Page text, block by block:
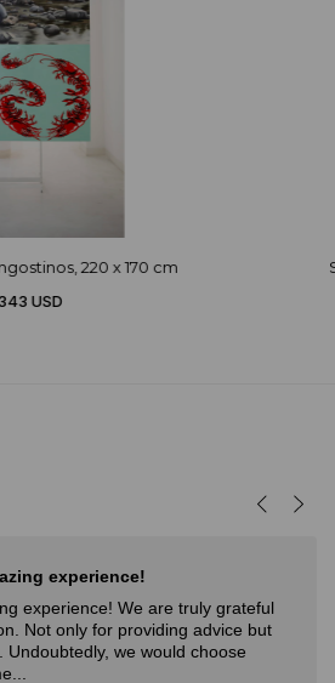
220 x 170 cm
USD
Muy buena experiencia
Muy buena experiencia. Diderot es
novedosa forma de poder ver,
con la posibilidad de probarlo. Me